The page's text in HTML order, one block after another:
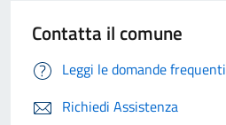
Contatta il comune
Leggi le domande frequenti
Richiedi Assistenza